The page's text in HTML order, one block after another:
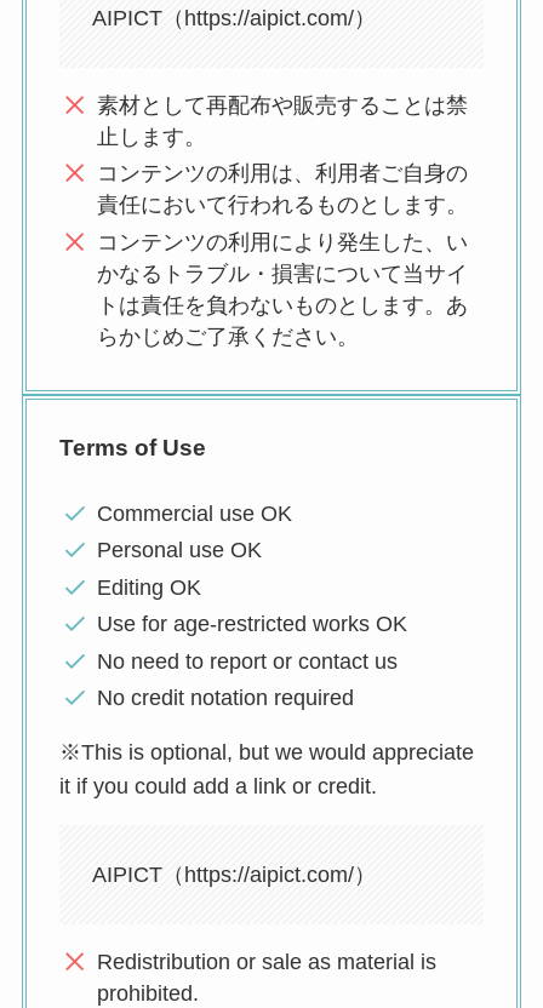
AIPICT（https://aipict.com/）
素材として再配布や販売することは禁
止します。
コンテンツの利用は、利用者ご自身の
責任において行われるものとします。
コンテンツの利用により発生した、い
かなるトラブル・損害について当サイ
トは責任を負わないものとします。あ
らかじめご了承ください。
Terms of Use
Commercial use OK
Personal use OK
Editing OK
Use for age-restricted works OK
No need to report or contact us
No credit notation required
※This is optional, but we would appreciate
it if you could add a link or credit.
AIPICT（https://aipict.com/）
Redistribution or sale as material is
prohibited.